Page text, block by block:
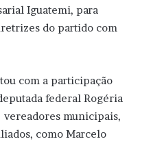
Iguatemi, para
do partido com
com a participação
federal Rogéria
vereadores municipais,
como Marcelo